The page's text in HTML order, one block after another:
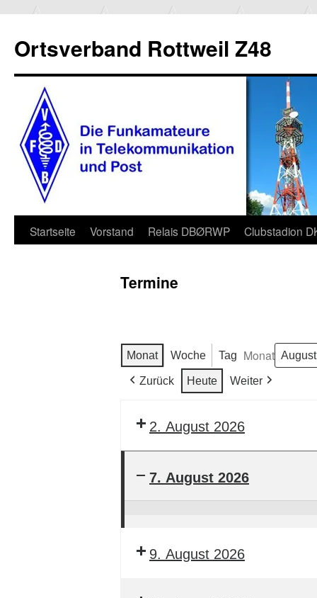
Ortsverband Rottweil Z48
Zum
Startseite Vorstand Relais DBØRWP Clubstadion
Termine
Monat Woche Tag Monat
Zurück Heute Weiter
2. August 2026
7. August 2026
DBØRWP
9. August 2026